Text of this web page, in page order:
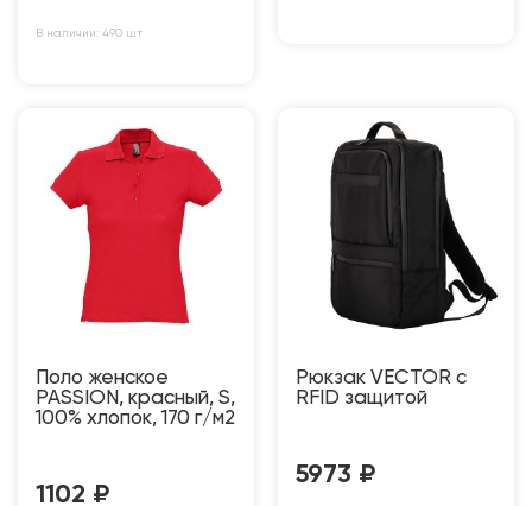
В наличии: 490 шт
Поло женское
PASSION, красный, S,
100% хлопок, 170 г/м2
1102 ₽
Рюкзак VECTOR c
RFID защитой
5973 ₽